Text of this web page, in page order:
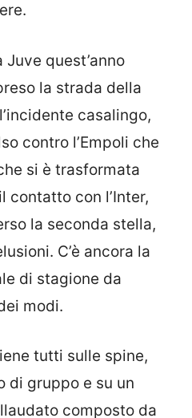
quest’anno
la strada della
casalingo,
contro l’Empoli che
si è trasformata
contatto con l’Inter,
la seconda stella,
C’è ancora la
di stagione da
modi.
tutti sulle spine,
di gruppo e su un
composto da